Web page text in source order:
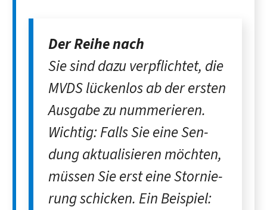
Der Reihe nach
Sie sind dazu verpflichtet, die
MVDS lücken­los ab der ersten
Aus­gabe zu numme­rieren.
Wichtig: Falls Sie eine Sen­
dung aktuali­sieren möch­ten,
müs­sen Sie erst eine Stor­nie­
rung schicken. Ein Bei­spiel: